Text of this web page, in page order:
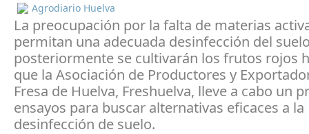
Agrodiario Huelva
La preocupación por la falta de materias
permitan una adecuada desinfección del
posteriormente se cultivarán los frutos rojos
que la Asociación de Productores y
Fresa de Huelva, Freshuelva, lleve a cabo un
ensayos para buscar alternativas eficaces a la
desinfección de suelo.